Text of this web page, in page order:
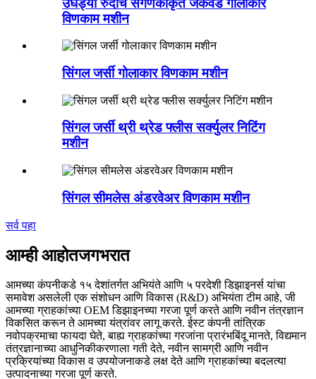
विणकाम मशीन
सिंगल जर्सी गोलाकार विणकाम मशीन
सिंगल जर्सी थ्री थ्रेड फ्लीस सर्क्युलर निटिंग
मशीन
सिंगल सीमलेस अंडरवेअर विणकाम मशीन
सर्व पहा
आम्ही आहोतजगभरात
आमच्या कंपनीकडे १५ देशांतर्गत अभियंते आणि ५ परदेशी डिझाइनर्स यांचा
समावेश असलेली एक संशोधन आणि विकास (R&D) अभियंता टीम आहे, जी
आमच्या ग्राहकांच्या OEM डिझाइनच्या गरजा पूर्ण करते आणि नवीन तंत्रज्ञान
विकसित करून ते आमच्या यंत्रांवर लागू करते. ईस्ट कंपनी तांत्रिक
नवोपक्रमाचा फायदा घेते, बाह्य ग्राहकांच्या गरजांना प्रारंभबिंदू मानते, विद्यमान
तंत्रज्ञानाच्या आधुनिकीकरणाला गती देते, नवीन सामग्री आणि नवीन
प्रक्रियांच्या विकास व उपयोजनाकडे लक्ष देते आणि ग्राहकांच्या बदलत्या
उत्पादनाच्या गरजा पूर्ण करते.